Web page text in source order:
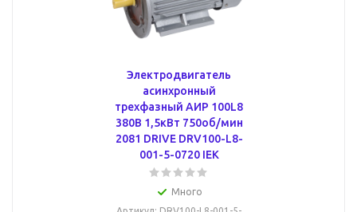
Электродвигатель
асинхронный
трехфазный АИР 100L8
380В 1,5кВт 750об/мин
2081 DRIVE DRV100-L8-
001-5-0720 IEK
Много